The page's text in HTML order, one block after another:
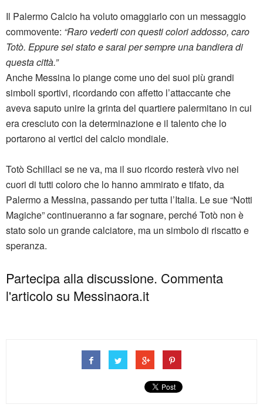
Il Palermo Calcio ha voluto omaggiarlo con un messaggio
commovente: “Raro vederti con questi colori addosso, caro
Totò. Eppure sei stato e sarai per sempre una bandiera di
questa città.”
Anche Messina lo piange come uno dei suoi più grandi
simboli sportivi, ricordando con affetto l’attaccante che
aveva saputo unire la grinta del quartiere palermitano in cui
era cresciuto con la determinazione e il talento che lo
portarono ai vertici del calcio mondiale.
Totò Schillaci se ne va, ma il suo ricordo resterà vivo nei
cuori di tutti coloro che lo hanno ammirato e tifato, da
Palermo a Messina, passando per tutta l’Italia. Le sue “Notti
Magiche” continueranno a far sognare, perché Totò non è
stato solo un grande calciatore, ma un simbolo di riscatto e
speranza.
Partecipa alla discussione. Commenta
l'articolo su Messinaora.it